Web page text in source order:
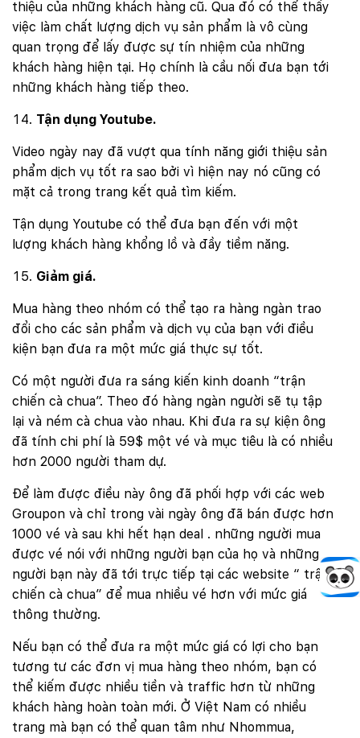
thiệu của những khách hàng cũ. Qua đó có thể thấy
việc làm chất lượng dịch vụ sản phẩm là vô cùng
quan trọng để lấy được sự tín nhiệm của những
khách hàng hiện tại. Họ chính là cầu nối đưa bạn tới
những khách hàng tiếp theo.
Tận dụng Youtube.
Video ngày nay đã vượt qua tính năng giới thiệu sản
phẩm dịch vụ tốt ra sao bởi vì hiện nay nó cũng có
mặt cả trong trang kết quả tìm kiếm.
Tận dụng Youtube có thể đưa bạn đến với một
lượng khách hàng khổng lồ và đầy tiềm năng.
Giảm giá.
Mua hàng theo nhóm có thể tạo ra hàng ngàn trao
đổi cho các sản phẩm và dịch vụ của bạn với điều
kiện bạn đưa ra một mức giá thực sự tốt.
Có một người đưa ra sáng kiến kinh doanh “trận
chiến cà chua”. Theo đó hàng ngàn người sẽ tụ tập
lại và ném cà chua vào nhau. Khi đưa ra sự kiện ông
đã tính chi phí là 59$ một vé và mục tiêu là có nhiều
hơn 2000 người tham dự.
Để làm được điều này ông đã phối hợp với các web
Groupon và chỉ trong vài ngày ông đã bán được hơn
1000 vé và sau khi hết hạn deal . những người mua
được vé nói với những người bạn của họ và những
người bạn này đã tới trực tiếp tại các website “ trận
chiến cà chua” để mua nhiều vé hơn với mức giá
thông thường.
Nếu bạn có thể đưa ra một mức giá có lợi cho bạn
tương tư các đơn vị mua hàng theo nhóm, bạn có
thể kiếm được nhiều tiền và traffic hơn từ những
khách hàng hoàn toàn mới. Ở Việt Nam có nhiều
trang mà bạn có thể quan tâm như Nhommua,
Mobile:
Tài khoản đã đượcMona Media
cung cấp cho quý
khách qua hệ thống SMS tự động. Nếu cần hỗ trợ thêm
xin vui lòng gọi 1900 636 648